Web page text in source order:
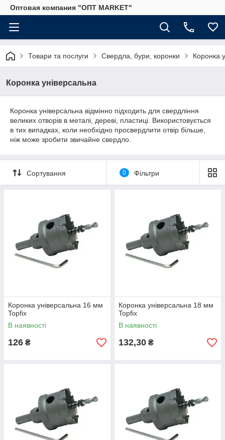
Оптовая компания "ОПТ MARKET"
Товари та послуги Свердла, бури, коронки Коронка
Коронка універсальна
Коронка універсальна відмінно підходить для свердління
великих отворів в металі, дереві, пластиці. Використовується
в тих випадках, коли необхідно просвердлити отвір більше,
ніж може зробити звичайне свердло.
Сортування 0 Фільтри
Коронка універсальна 16 мм
Topfix
В наявності
126 ₴
Коронка універсальна 18 мм
Topfix
В наявності
132,30 ₴